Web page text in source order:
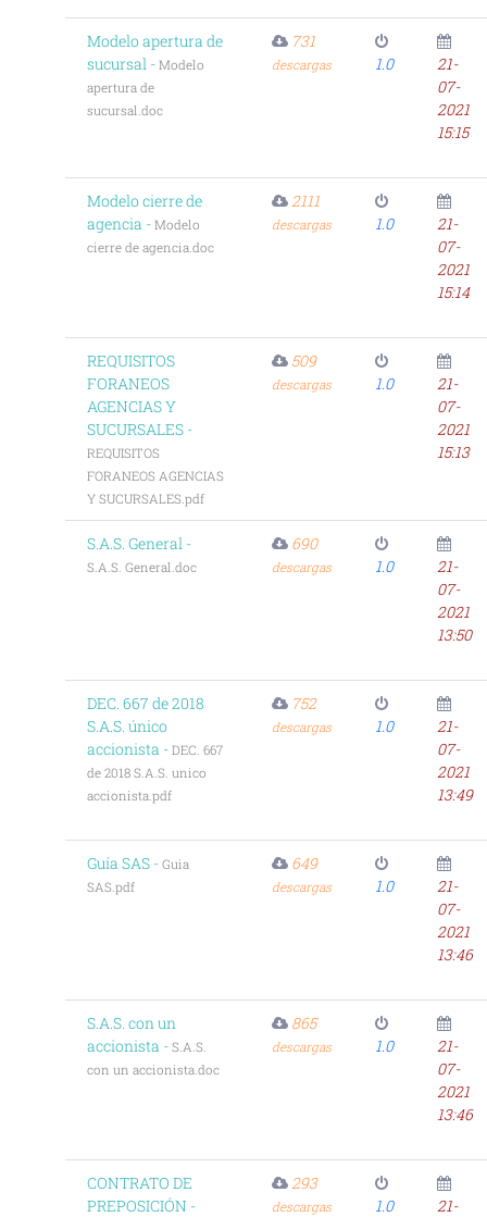
Modelo apertura de
sucursal - Modelo
apertura de
sucursal.doc
731
descargas 1.0
21-
07-
2021
15:15
Modelo cierre de
agencia - Modelo
cierre de agencia.doc
2111
descargas 1.0
21-
07-
2021
15:14
REQUISITOS
FORANEOS
AGENCIAS Y
SUCURSALES -
REQUISITOS
FORANEOS AGENCIAS
Y SUCURSALES.pdf
509
descargas 1.0
21-
07-
2021
15:13
S.A.S. General -
S.A.S. General.doc
690
descargas 1.0
21-
07-
2021
13:50
DEC. 667 de 2018
S.A.S. único
accionista - DEC. 667
de 2018 S.A.S. unico
accionista.pdf
752
descargas 1.0
21-
07-
2021
13:49
Guía SAS - Guia
SAS.pdf
649
descargas 1.0
21-
07-
2021
13:46
S.A.S. con un
accionista - S.A.S.
con un accionista.doc
865
descargas 1.0
21-
07-
2021
13:46
CONTRATO DE
PREPOSICIÓN -
293
descargas 1.0
21-